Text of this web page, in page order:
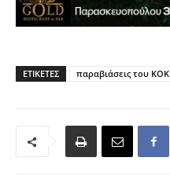
ΕΤΙΚΈΤΕΣ παραβιάσεις του ΚΟΚ